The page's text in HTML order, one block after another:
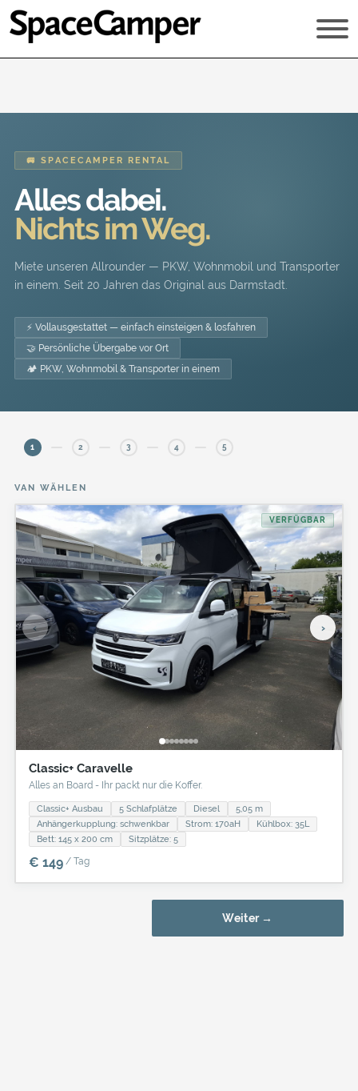
🚐 SPACECAMPER RENTAL
Alles dabei.
Nichts im Weg.
Miete unseren Allrounder — PKW, Wohnmobil und Transporter
in einem. Seit 20 Jahren das Original aus Darmstadt.
⚡ Vollausgestattet — einfach einsteigen & losfahren
🤝 Persönliche Übergabe vor Ort
🏕️ PKW, Wohnmobil & Transporter in einem
1 2 3 4 5
VAN WÄHLEN
‹ ›
VERFÜGBAR
Classic+ Caravelle
Alles an Board - Ihr packt nur die Koffer.
Classic+ Ausbau 5 Schlafplätze Diesel
5,05 m
Anhängerkupplung: schwenkbar
Strom: 170aH
Kühlbox: 35L
Bett: 145 x 200 cm
Sitzplätze: 5
€ 149/ Tag
Weiter →